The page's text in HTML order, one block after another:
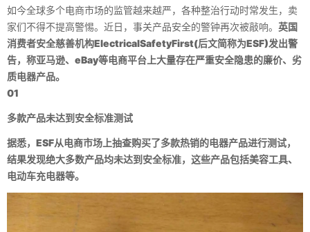
如今全球多个电商市场的监管越来越严，各种整治行动时常发生，卖
家们不得不提高警惕。近日，事关产品安全的警钟再次被敲响。 英国
消费者安全慈善机构ElectricalSafetyFirst(后文简称为ESF)发出警
告，称亚马逊、eBay等电商平台上大量存在严重安全隐患的廉价、劣
质电器产品。
01
多款产品未达到安全标准测试
据悉，ESF从电商市场上抽查购买了多款热销的电器产品进行测试，
结果发现绝大多数产品均未达到安全标准，这些产品包括美容工具、
电动车充电器等。